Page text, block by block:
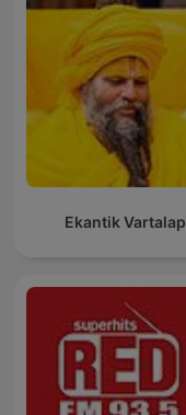
Ekantik Vartalap